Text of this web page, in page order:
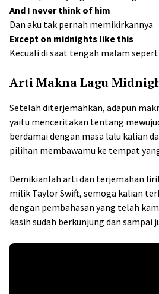
And I never think of him
Dan aku tak pernah memikirkannya
Except on midnights like this
Kecuali di saat tengah malam
Arti Makna Lagu
Setelah diterjemahkan, adapun
yaitu menceritakan tentang
berdamai dengan masa lalu kalian
pilihan membawamu ke tempat
Demikianlah arti dan terjemahan
milik Taylor Swift, semoga kalian
dengan pembahasan yang telah
kasih sudah berkunjung dan sampai